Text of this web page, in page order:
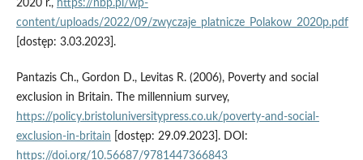
2020 r., https://nbp.pl/wp-
content/uploads/2022/09/zwyczaje_platnicze_Polakow_2020p.pdf
[dostęp: 3.03.2023].
Pantazis Ch., Gordon D., Levitas R. (2006), Poverty and social
exclusion in Britain. The millennium survey,
https://policy.bristoluniversitypress.co.uk/poverty-and-social-
exclusion-in-britain [dostęp: 29.09.2023]. DOI:
https://doi.org/10.56687/9781447366843